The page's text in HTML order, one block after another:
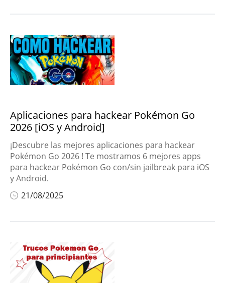
Aplicaciones para hackear Pokémon Go
2026 [iOS y Android]
¡Descubre las mejores aplicaciones para hackear
Pokémon Go 2026 ! Te mostramos 6 mejores apps
para hackear Pokémon Go con/sin jailbreak para iOS
y Android.
21/08/2025